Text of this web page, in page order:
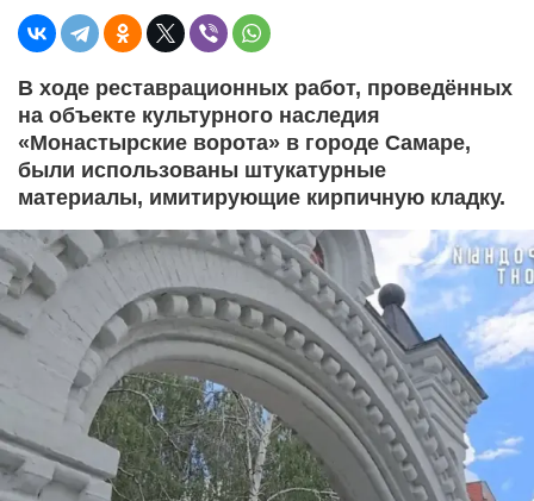
В ходе реставрационных работ, проведённых
на объекте культурного наследия
«Монастырские ворота» в городе Самаре,
были использованы штукатурные
материалы, имитирующие кирпичную кладку.